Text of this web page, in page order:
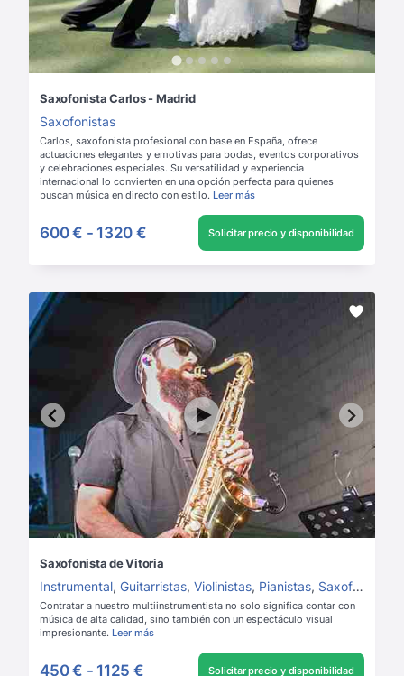
Saxofonista Carlos - Madrid
Saxofonistas
Carlos, saxofonista profesional con base en España, ofrece
actuaciones elegantes y emotivas para bodas, eventos corporativos
y celebraciones especiales. Su versatilidad y experiencia
internacional lo convierten en una opción perfecta para quienes
buscan música en directo con estilo. Leer más
600 € - 1320 € Solicitar precio y disponibilidad
Saxofonista de Vitoria
Instrumental, Guitarristas, Violinistas, Pianistas, Saxofonistas
Contratar a nuestro multiinstrumentista no solo significa contar con
música de alta calidad, sino también con un espectáculo visual
impresionante. Leer más
450 € - 1125 € Solicitar precio y disponibilidad